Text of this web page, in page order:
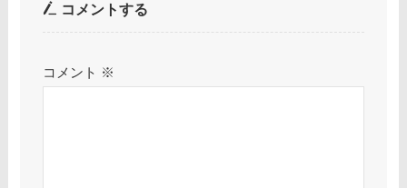
コメントする
コメント ※